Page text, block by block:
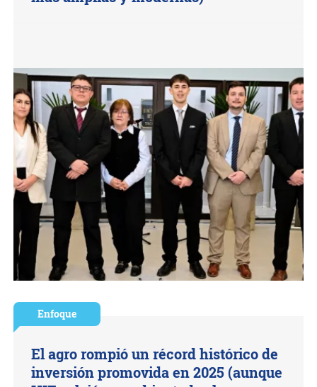
Enfoque
El agro rompió un récord histórico de
inversión promovida en 2025 (aunque